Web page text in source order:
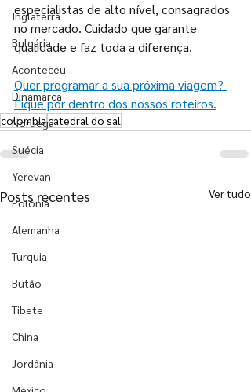
Inglaterra
Bulgária
Aconteceu
Dinamarca
Noruega
Suécia
Yerevan
Polônia
Alemanha
Turquia
Butão
Tibete
China
Jordânia
especialistas de alto nível, consagrados
no mercado. Cuidado que garante
qualidade e faz toda a diferença.
Quer programar a sua próxima viagem?
Fique por dentro dos nossos roteiros.
colombiacatedral do sal
Posts recentes Ver tudo